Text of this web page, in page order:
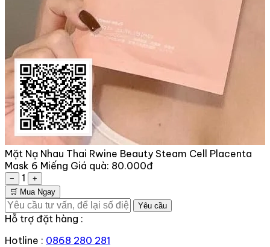
Mặt Nạ Nhau Thai Rwine Beauty Steam Cell Placenta
Mask 6 Miếng Giá quà: 80.000đ
− 1
+
🛒 Mua Ngay
Yêu cầu
Hỗ trợ đặt hàng :
Hotline : 0868 280 281